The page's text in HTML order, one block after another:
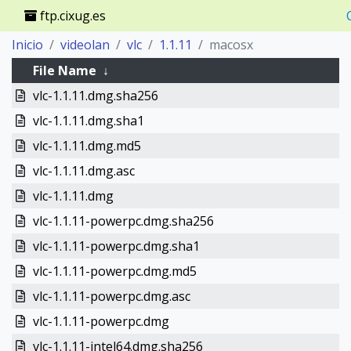
ftp.cixug.es
Inicio
videolan vlc 1.1.11
macosx
File Name ↓
vlc-1.1.11.dmg.sha256
vlc-1.1.11.dmg.sha1
vlc-1.1.11.dmg.md5
vlc-1.1.11.dmg.asc
vlc-1.1.11.dmg
vlc-1.1.11-powerpc.dmg.sha256
vlc-1.1.11-powerpc.dmg.sha1
vlc-1.1.11-powerpc.dmg.md5
vlc-1.1.11-powerpc.dmg.asc
vlc-1.1.11-powerpc.dmg
vlc-1.1.11-intel64.dmg.sha256